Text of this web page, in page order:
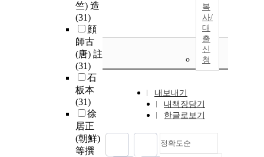
竺) 造
(31)
顔
師古
(唐) 註
(31)
石
板本
(31)
徐
居正
(朝鮮)
等撰
복
사/
대
출
신
청
내보내기
내책장담기
한글로보기
정확도순